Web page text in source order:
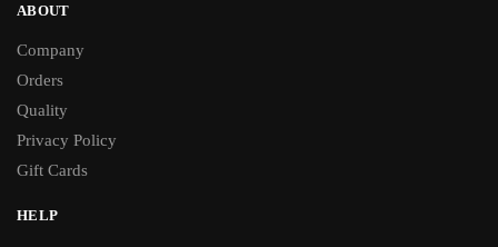
ABOUT
Company
Orders
Quality
Privacy Policy
Gift Cards
HELP